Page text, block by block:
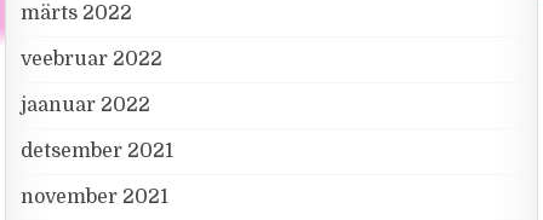
märts 2022
veebruar 2022
jaanuar 2022
detsember 2021
november 2021